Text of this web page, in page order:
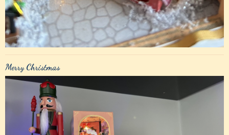
Merry Christmas